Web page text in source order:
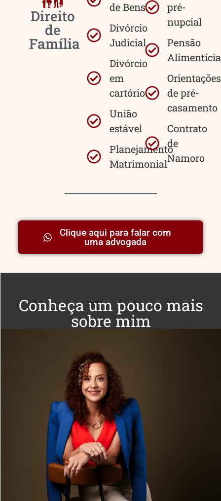
Direito
de
Família
de Bens
Divórcio
Judicial
Divórcio
em
cartório
União
estável
Planejamento
Matrimonial
pré-
nupcial
Pensão
Alimentícia
Orientações
de pré-
casamento
Contrato
de
Namoro
Clique aqui para falar com
uma advogada
Conheça um pouco mais
sobre mim